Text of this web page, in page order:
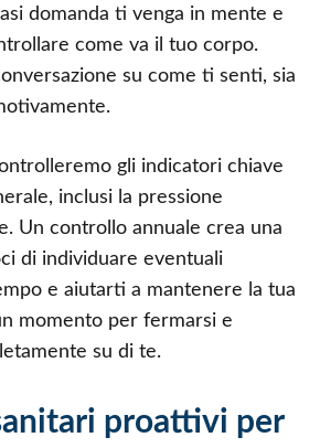
domanda ti venga in mente e
come va il tuo corpo.
su come ti senti, sia
gli indicatori chiave
inclusi la pressione
Un controllo annuale crea una
di individuare eventuali
e aiutarti a mantenere la tua
momento per fermarsi e
su di te.
proattivi per